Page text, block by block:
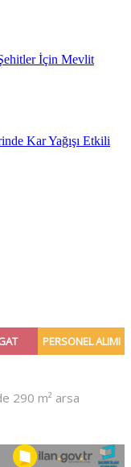
İçin Mevlit
Kar Yağışı Etkili